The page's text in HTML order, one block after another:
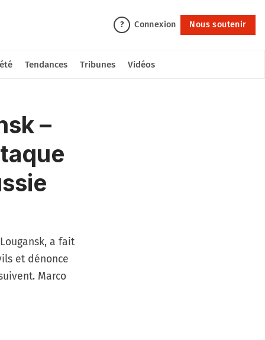
? Connexion Nous soutenir
Tendances Tribunes Vidéos
–
a fait
et dénonce
Marco